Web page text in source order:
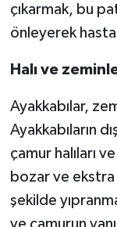
çıkarmak, bu
önleyerek
Halı ve
Ayakkabılar,
Ayakkabıların
çamur halıları
bozar ve ekstra
şekilde
ve çamurun